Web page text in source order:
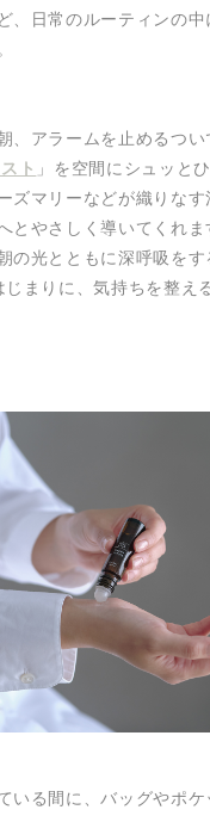
、日常のルーティンの中
、アラームを止めるつい
ト 」を空間にシュッと
ズマリーなどが織りなす
とやさしく導いてくれま
の光とともに深呼吸をす
まりに、気持ちを整え
いる間に、バッグやポケ